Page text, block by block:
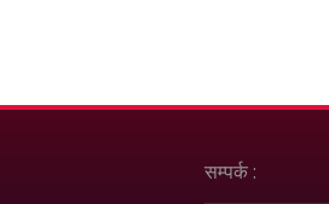
सम्पर्क :